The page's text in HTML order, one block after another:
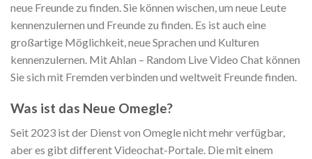
neue Freunde zu finden. Sie können wischen, um neue Leute
kennenzulernen und Freunde zu finden. Es ist auch eine
großartige Möglichkeit, neue Sprachen und Kulturen
kennenzulernen. Mit Ahlan – Random Live Video Chat können
Sie sich mit Fremden verbinden und weltweit Freunde finden.
Was ist das Neue Omegle?
Seit 2023 ist der Dienst von Omegle nicht mehr verfügbar,
aber es gibt different Videochat-Portale. Die mit einem